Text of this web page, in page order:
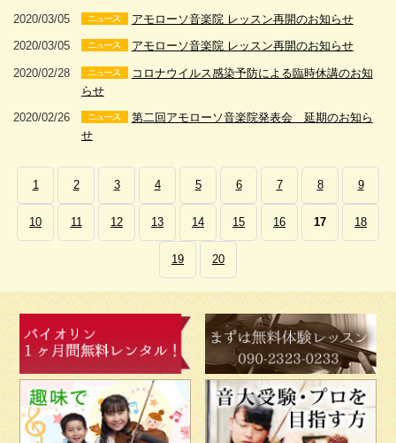
2020/03/05 アモローソ音楽院 レッスン再開のお知らせ
2020/03/05 アモローソ音楽院 レッスン再開のお知らせ
2020/02/28
コロナウイルス感染予防による臨時休講のお知
らせ
2020/02/26
第二回アモローソ音楽院発表会 延期のお知ら
せ
1 2 3 4 5 6 7 8 9
10 11 12 13 14 15 16 17 18
19 20